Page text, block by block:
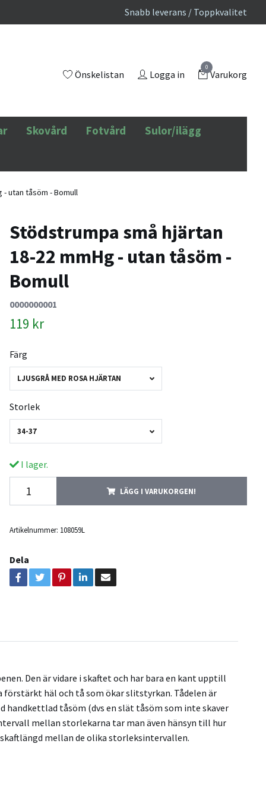
Snabb leverans / Toppkvalitet
Önskelistan Logga in
0
Varukorg
Skovård Fotvård Sulor/ilägg
utan tåsöm - Bomull
Stödstrumpa små hjärtan
18-22 mmHg - utan tåsöm -
Bomull
0000000001
119 kr
Färg
LJUSGRÅ MED ROSA HJÄRTAN
Storlek
34-37
I lager.
LÄGG I VARUKORGEN!
Artikelnummer: 108059L
Dela
Den är vidare i skaftet och har bara en kant upptill
häl och tå som ökar slitstyrkan. Tådelen är
tåsöm (dvs en slät tåsöm som inte skaver
mellan storlekarna tar man även hänsyn till hur
mellan de olika storleksintervallen.